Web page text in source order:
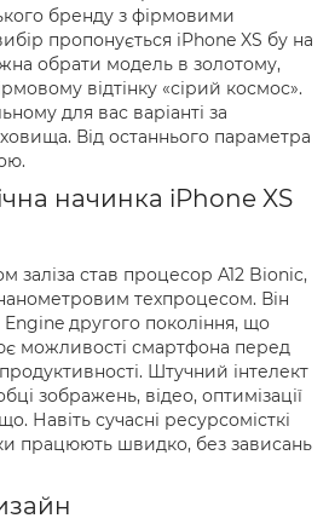
бренду з фірмовими
пропонується iPhone XS бу на
обрати модель в золотому,
відтінку «сірий космос».
для вас варіанті за
Від останнього параметра
начинка iPhone XS
став процесор A12 Bionic,
техпроцесом. Він
другого покоління, що
можливості смартфона перед
Штучний інтелект
зображень, відео, оптимізації
Навіть сучасні ресурсомісткі
працюють швидко, без зависань